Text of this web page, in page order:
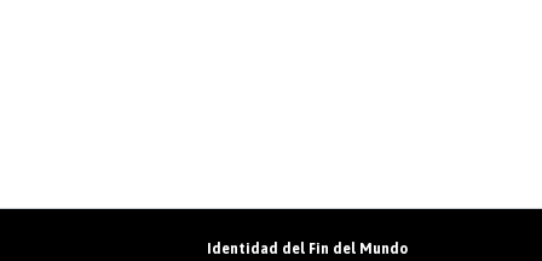
Identidad del Fin del Mundo